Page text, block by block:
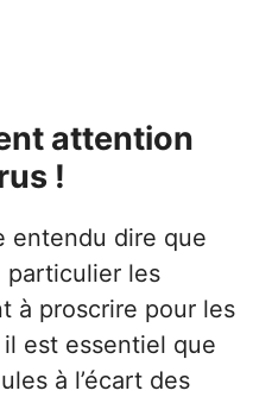
attention
!
entendu dire que
particulier les
à proscrire pour les
il est essentiel que
à l’écart des